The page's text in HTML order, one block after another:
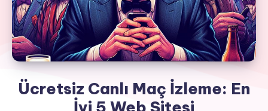
Ücretsiz Canlı Maç İzleme: En